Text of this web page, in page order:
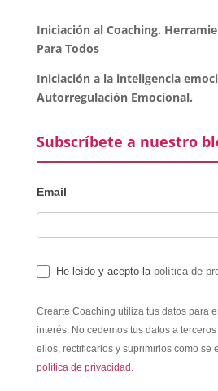
Iniciación al Coaching.
Para Todos
Iniciación a la inteligencia
Autorregulación Emocional.
Subscríbete a nuestro
Email
He leído y acepto la política de
Crearte Coaching utiliza tus datos para
interés. No cedemos tus datos a
ellos, rectificarlos y suprimirlos como se
política de privacidad.